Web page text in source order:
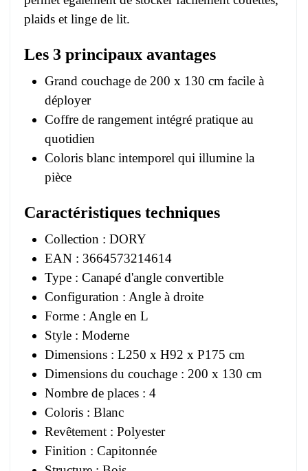
plaids et linge de lit.
Les 3 principaux avantages
Grand couchage de 200 x 130 cm facile à
déployer
Coffre de rangement intégré pratique au
quotidien
Coloris blanc intemporel qui illumine la
pièce
Caractéristiques techniques
Collection : DORY
EAN : 3664573214614
Type : Canapé d'angle convertible
Configuration : Angle à droite
Forme : Angle en L
Style : Moderne
Dimensions : L250 x H92 x P175 cm
Dimensions du couchage : 200 x 130 cm
Nombre de places : 4
Coloris : Blanc
Revêtement : Polyester
Finition : Capitonnée